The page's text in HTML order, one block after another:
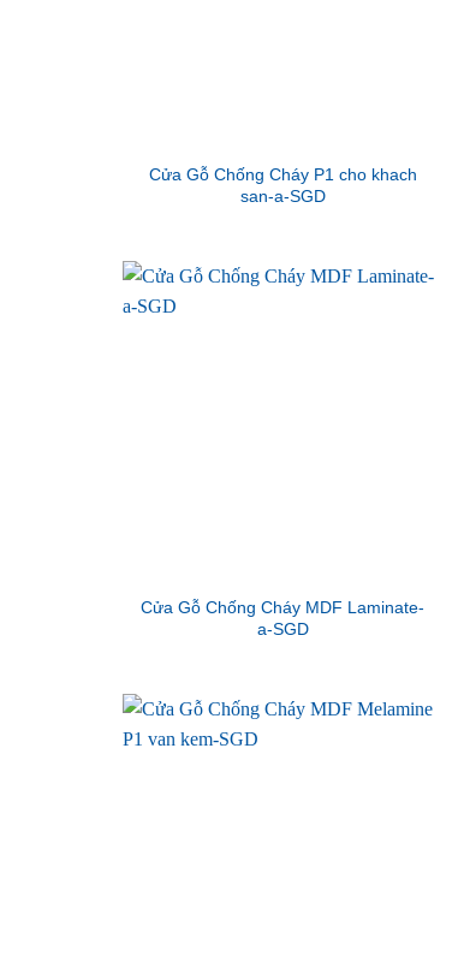
Cửa Gỗ Chống Cháy P1 cho khach
san-a-SGD
Cửa Gỗ Chống Cháy MDF Laminate-
a-SGD